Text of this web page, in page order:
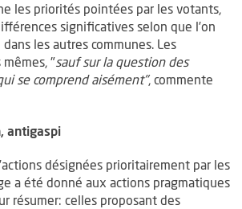
les priorités pointées par les votants,
significatives selon que l’on
les autres communes. Les
"sauf sur la question des
se comprend aisément", commente
antigaspi
désignées prioritairement par les
a été donné aux actions pragmatiques
résumer: celles proposant des